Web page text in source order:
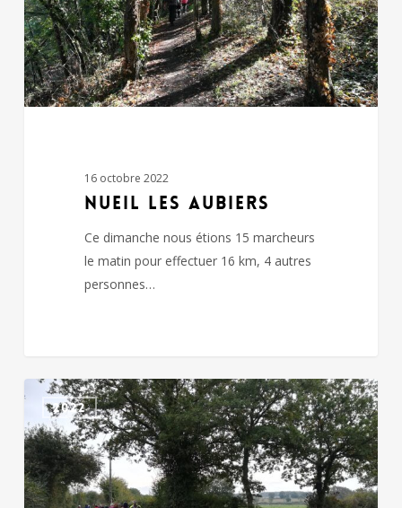
16 octobre 2022
NUEIL LES AUBIERS
Ce dimanche nous étions 15 marcheurs
le matin pour effectuer 16 km, 4 autres
personnes…
NOIRTERRE
2022